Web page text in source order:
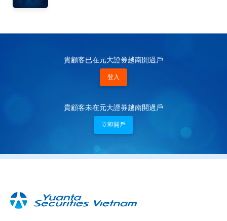
貴顧客已在元大證券越南開過戶
登入
貴顧客未在元大證券越南開過戶
立即開戶